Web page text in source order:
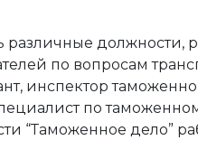
должности,
по вопросам
инспектор
по
“Таможенное дело”